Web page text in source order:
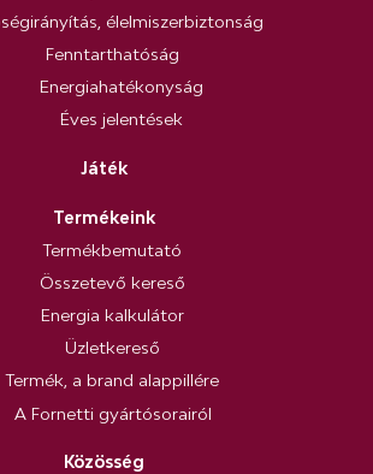
élelmiszerbiztonság
Fenntarthatóság
Energiahatékonyság
Éves jelentések
Játék
Termékeink
Termékbemutató
Összetevő kereső
Energia kalkulátor
Üzletkereső
Termék, a brand alappillére
A Fornetti gyártósorairól
Közösség